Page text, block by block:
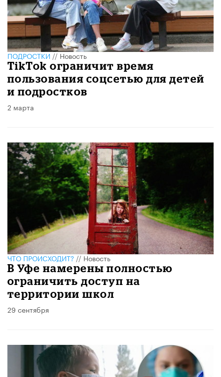
ПОДРОСТКИ//Новость
TikTok ограничит время
пользования соцсетью для детей
и подростков
2 марта
ЧТО ПРОИСХОДИТ?//Новость
В Уфе намерены полностью
ограничить доступ на
территории школ
29 сентября